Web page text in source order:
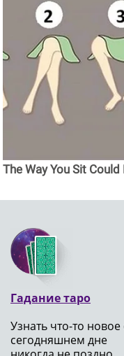
The Way You Sit
Гадание таро
Узнать что-то новое
сегодняшнем дне